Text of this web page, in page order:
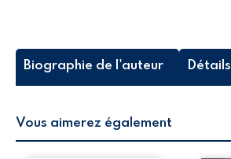
Biographie de l'auteur Détails
Vous aimerez également